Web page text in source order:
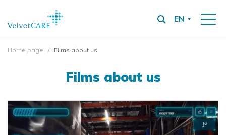
EN
Home page Films about us
Films about us